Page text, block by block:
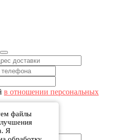
в отношении персональных
файлы
Я